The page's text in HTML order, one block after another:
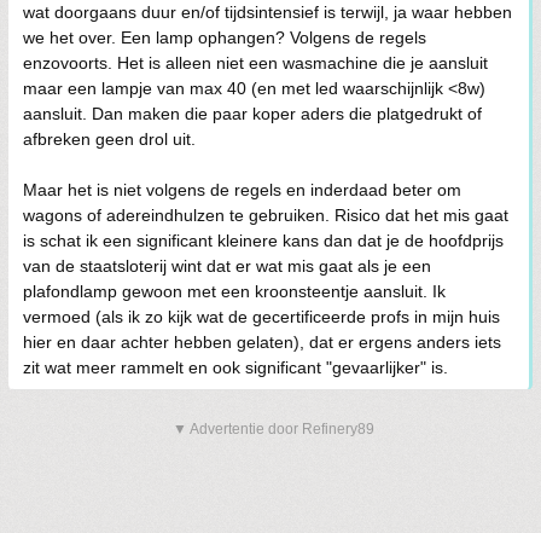
wat doorgaans duur en/of tijdsintensief is terwijl, ja waar hebben
we het over. Een lamp ophangen? Volgens de regels
enzovoorts. Het is alleen niet een wasmachine die je aansluit
maar een lampje van max 40 (en met led waarschijnlijk <8w)
aansluit. Dan maken die paar koper aders die platgedrukt of
afbreken geen drol uit.
Maar het is niet volgens de regels en inderdaad beter om
wagons of adereindhulzen te gebruiken. Risico dat het mis gaat
is schat ik een significant kleinere kans dan dat je de hoofdprijs
van de staatsloterij wint dat er wat mis gaat als je een
plafondlamp gewoon met een kroonsteentje aansluit. Ik
vermoed (als ik zo kijk wat de gecertificeerde profs in mijn huis
hier en daar achter hebben gelaten), dat er ergens anders iets
zit wat meer rammelt en ook significant "gevaarlijker" is.
▼ Advertentie door Refinery89